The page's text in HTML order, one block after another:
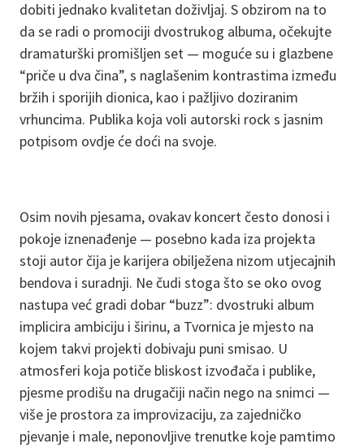
dobiti jednako kvalitetan doživljaj. S obzirom na to
da se radi o promociji dvostrukog albuma, očekujte
dramaturški promišljen set — moguće su i glazbene
“priče u dva čina”, s naglašenim kontrastima između
bržih i sporijih dionica, kao i pažljivo doziranim
vrhuncima. Publika koja voli autorski rock s jasnim
potpisom ovdje će doći na svoje.
Osim novih pjesama, ovakav koncert često donosi i
pokoje iznenađenje — posebno kada iza projekta
stoji autor čija je karijera obilježena nizom utjecajnih
bendova i suradnji. Ne čudi stoga što se oko ovog
nastupa već gradi dobar “buzz”: dvostruki album
implicira ambiciju i širinu, a Tvornica je mjesto na
kojem takvi projekti dobivaju puni smisao. U
atmosferi koja potiče bliskost izvođača i publike,
pjesme prodišu na drugačiji način nego na snimci —
više je prostora za improvizaciju, za zajedničko
pjevanje i male, neponovljive trenutke koje pamtimo